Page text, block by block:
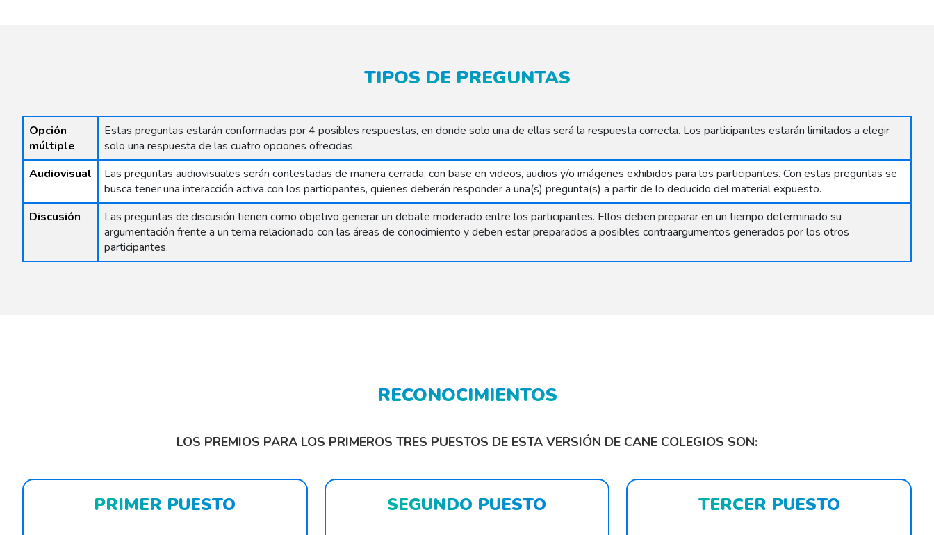
TIPOS DE PREGUNTAS
Opción
múltiple
Estas preguntas estarán conformadas por 4 posibles respuestas, en donde solo una de ellas será la respuesta correcta. Los participantes estarán limitados a elegir
solo una respuesta de las cuatro opciones ofrecidas.
Audiovisual
Las preguntas audiovisuales serán contestadas de manera cerrada, con base en videos, audios y/o imágenes exhibidos para los participantes. Con estas preguntas se
busca tener una interacción activa con los participantes, quienes deberán responder a una(s) pregunta(s) a partir de lo deducido del material expuesto.
Discusión
Las preguntas de discusión tienen como objetivo generar un debate moderado entre los participantes. Ellos deben preparar en un tiempo determinado su
argumentación frente a un tema relacionado con las áreas de conocimiento y deben estar preparados a posibles contraargumentos generados por los otros
participantes.
RECONOCIMIENTOS
LOS PREMIOS PARA LOS PRIMEROS TRES PUESTOS DE ESTA VERSIÓN DE CANE COLEGIOS SON:
PRIMER PUESTO SEGUNDO PUESTO TERCER PUESTO